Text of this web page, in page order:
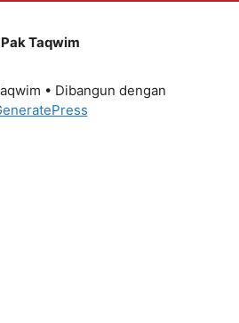
Pak Taqwim
• Dibangun dengan